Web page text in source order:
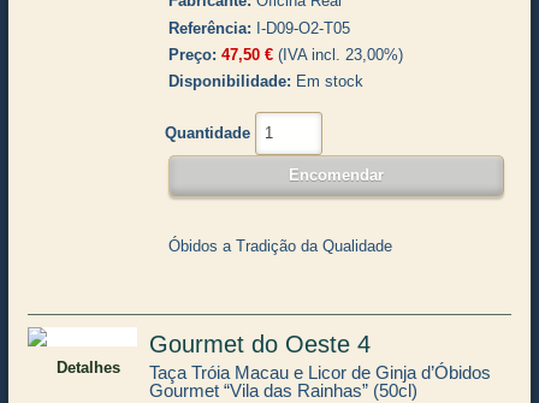
Referência
I-D09-O2-T05
Preço 47,50 €(IVA incl. 23,00%)
Disponibilidade
Em stock
Quantidade
Óbidos a Tradição da Qualidade
Detalhes
Gourmet do Oeste 4
Taça Tróia Macau e Licor de Ginja d’Óbidos
Gourmet “Vila das Rainhas” (50cl)